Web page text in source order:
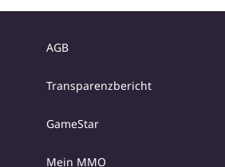
AGB
Transparenzbericht
GameStar
Mein MMO